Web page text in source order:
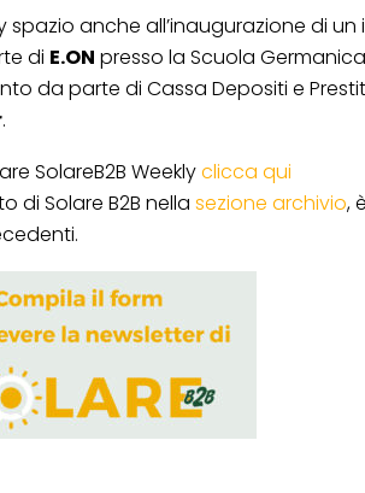
spazio anche all’inaugurazione di
di E.ON presso la Scuola
da parte di Cassa Depositi e
.
SolareB2B Weeklyclicca qui
di Solare B2B nella sezione archivio,